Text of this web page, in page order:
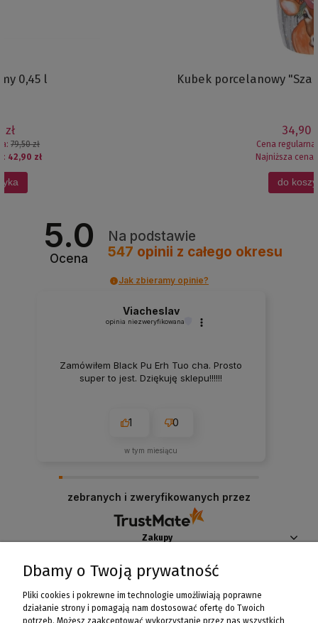
Kubek porcelanowy "Szalona Krowa" - 300 ml
5.0
Ocena
Na podstawie
547 opinii z całego okresu
Jak zbieramy opinie?
Viacheslav
opinia niezweryfikowana
Zamówiłem Black Pu Erh Tuo cha. Prosto
super to jest. Dziękuję sklepu!!!!!!
1 0
w tym miesiącu
zebranych i zweryfikowanych przez
Zakupy
Pomoc
Moje konto
Dbamy o Twoją prywatność
Pliki cookies i pokrewne im technologie umożliwiają poprawne
działanie strony i pomagają nam dostosować ofertę do Twoich
potrzeb. Możesz zaakceptować wykorzystanie przez nas wszystkich